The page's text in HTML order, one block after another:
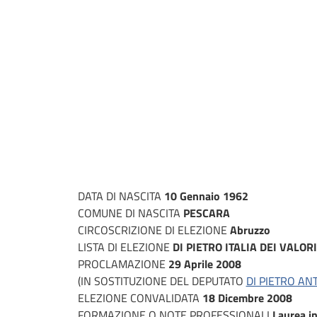
DATA DI NASCITA 10 Gennaio 1962
COMUNE DI NASCITA PESCARA
CIRCOSCRIZIONE DI ELEZIONE Abruzzo
LISTA DI ELEZIONE DI PIETRO ITALIA DEI VALORI
PROCLAMAZIONE 29 Aprile 2008
(IN SOSTITUZIONE DEL DEPUTATO DI PIETRO
ELEZIONE CONVALIDATA 18 Dicembre 2008